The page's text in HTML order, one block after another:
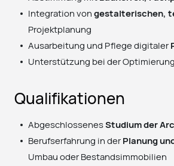
Integration vongestalterischen,
Projektplanung
Ausarbeitung und Pflege digitaler
Unterstützung bei der
Qualifikationen
AbgeschlossenesStudium der
Berufserfahrung in der Planung
Umbau oder Bestandsimmobilien